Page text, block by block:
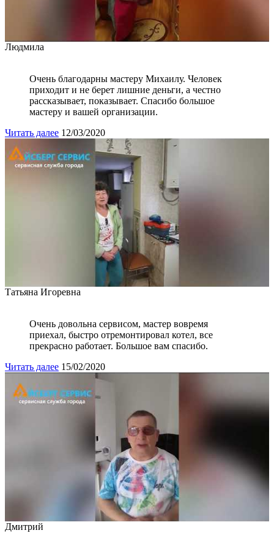
Людмила
Очень благодарны мастеру Михаилу. Человек
приходит и не берет лишние деньги, а честно
рассказывает, показывает. Спасибо большое
мастеру и вашей организации.
Читать далее 12/03/2020
Татьяна Игоревна
Очень довольна сервисом, мастер вовремя
приехал, быстро отремонтировал котел, все
прекрасно работает. Большое вам спасибо.
Читать далее 15/02/2020
Дмитрий